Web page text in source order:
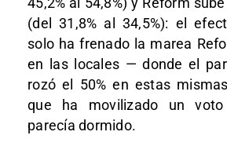
(del 31,8% al 34,5%): el
solo ha frenado la marea
en las locales — donde el
rozó el 50% en estas mismas
que ha movilizado un
parecía dormido.